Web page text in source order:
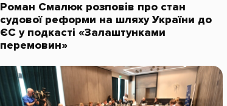
Роман Смалюк розповів про стан
судової реформи на шляху України до
ЄС у подкасті «Залаштунками
перемовин»